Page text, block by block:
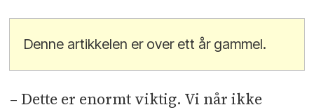
Denne artikkelen er over ett år gammel.
– Dette er enormt viktig. Vi når ikke